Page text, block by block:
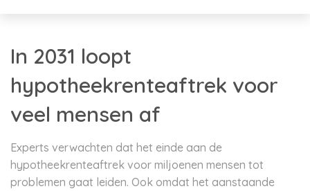
In 2031 loopt
hypotheekrenteaftrek voor
veel mensen af
Experts verwachten dat het einde aan de
hypotheekrenteaftrek voor miljoenen mensen tot
problemen gaat leiden. Ook omdat het aanstaande